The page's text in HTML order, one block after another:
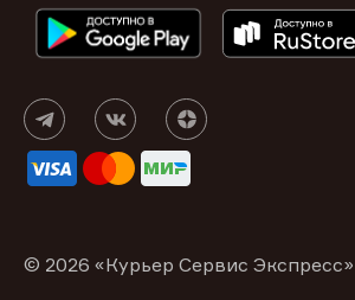
© 2026 «Курьер Сервис Экспресс»